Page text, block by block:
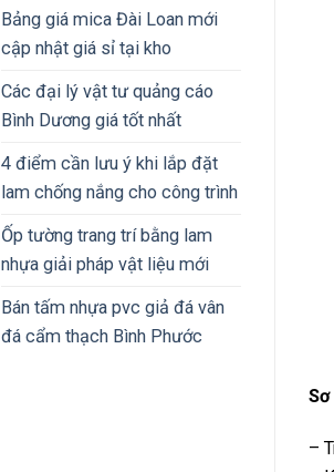
–
Bảng giá mica Đài Loan mới
cập nhật giá sỉ tại kho
Các đại lý vật tư quảng cáo
Bình Dương giá tốt nhất
4 điểm cần lưu ý khi lắp đặt
lam chống nắng cho công trình
Ốp tường trang trí bằng lam
nhựa giải pháp vật liệu mới
Bán tấm nhựa pvc giả đá vân
đá cẩm thạch Bình Phước